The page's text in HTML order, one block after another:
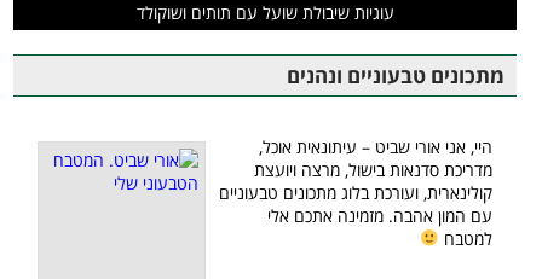
עוגיות שיבולת שועל עם תותים ושוקולד
מתכונים טבעוניים ונהנים
היי, אני אורי שביט – עיתונאית אוכל,
מדריכת סדנאות בישול, מרצה ויועצת
קולינארית, ועורכת בלוג מתכונים טבעוניים
עם המון אהבה. מזמינה אתכם אלי
למטבח